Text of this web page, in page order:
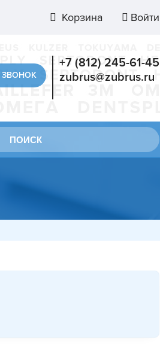
Корзина Войти
ЗВОНОК
+7 (812) 245-61-45
zubrus@zubrus.ru